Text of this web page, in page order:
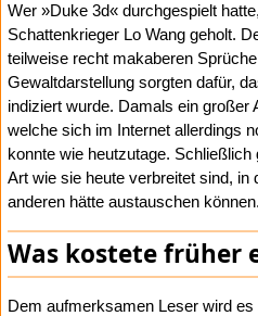
Wer »Duke 3d« durchgespielt
Schattenkrieger Lo Wang geholt.
teilweise recht makaberen
Gewaltdarstellung sorgten dafür,
indiziert wurde. Damals ein großer
welche sich im Internet allerdings
konnte wie heutzutage.
Art wie sie heute verbreitet sind, in
anderen hätte austauschen können.
Was kostete früher
Dem aufmerksamen Leser wird